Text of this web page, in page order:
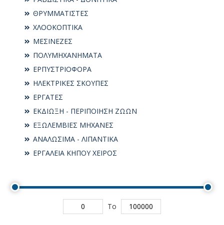
ΘΡΥΜΜΑΤΙΣΤΕΣ
ΧΛΟΟΚΟΠΤΙΚΑ
ΜΕΣΙΝΕΖΕΣ
ΠΟΛΥΜΗΧΑΝΗΜΑΤΑ
ΕΡΠΥΣΤΡΙΟΦΟΡΑ
ΗΛΕΚΤΡΙΚΕΣ ΣΚΟΥΠΕΣ
ΕΡΓΑΤΕΣ
ΕΚΔΙΩΞΗ - ΠΕΡΙΠΟΙΗΣΗ ΖΩΩΝ
ΕΞΩΛΕΜΒΙΕΣ ΜΗΧΑΝΕΣ
ΑΝΑΛΩΣΙΜΑ - ΛΙΠΑΝΤΙΚΑ
ΕΡΓΑΛΕΙΑ ΚΗΠΟΥ ΧΕΙΡΟΣ
To